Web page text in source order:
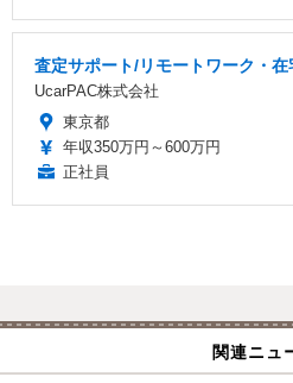
査定サポート/リモートワーク・
UcarPAC株式会社
東京都
年収350万円～600万円
正社員
関連ニュ